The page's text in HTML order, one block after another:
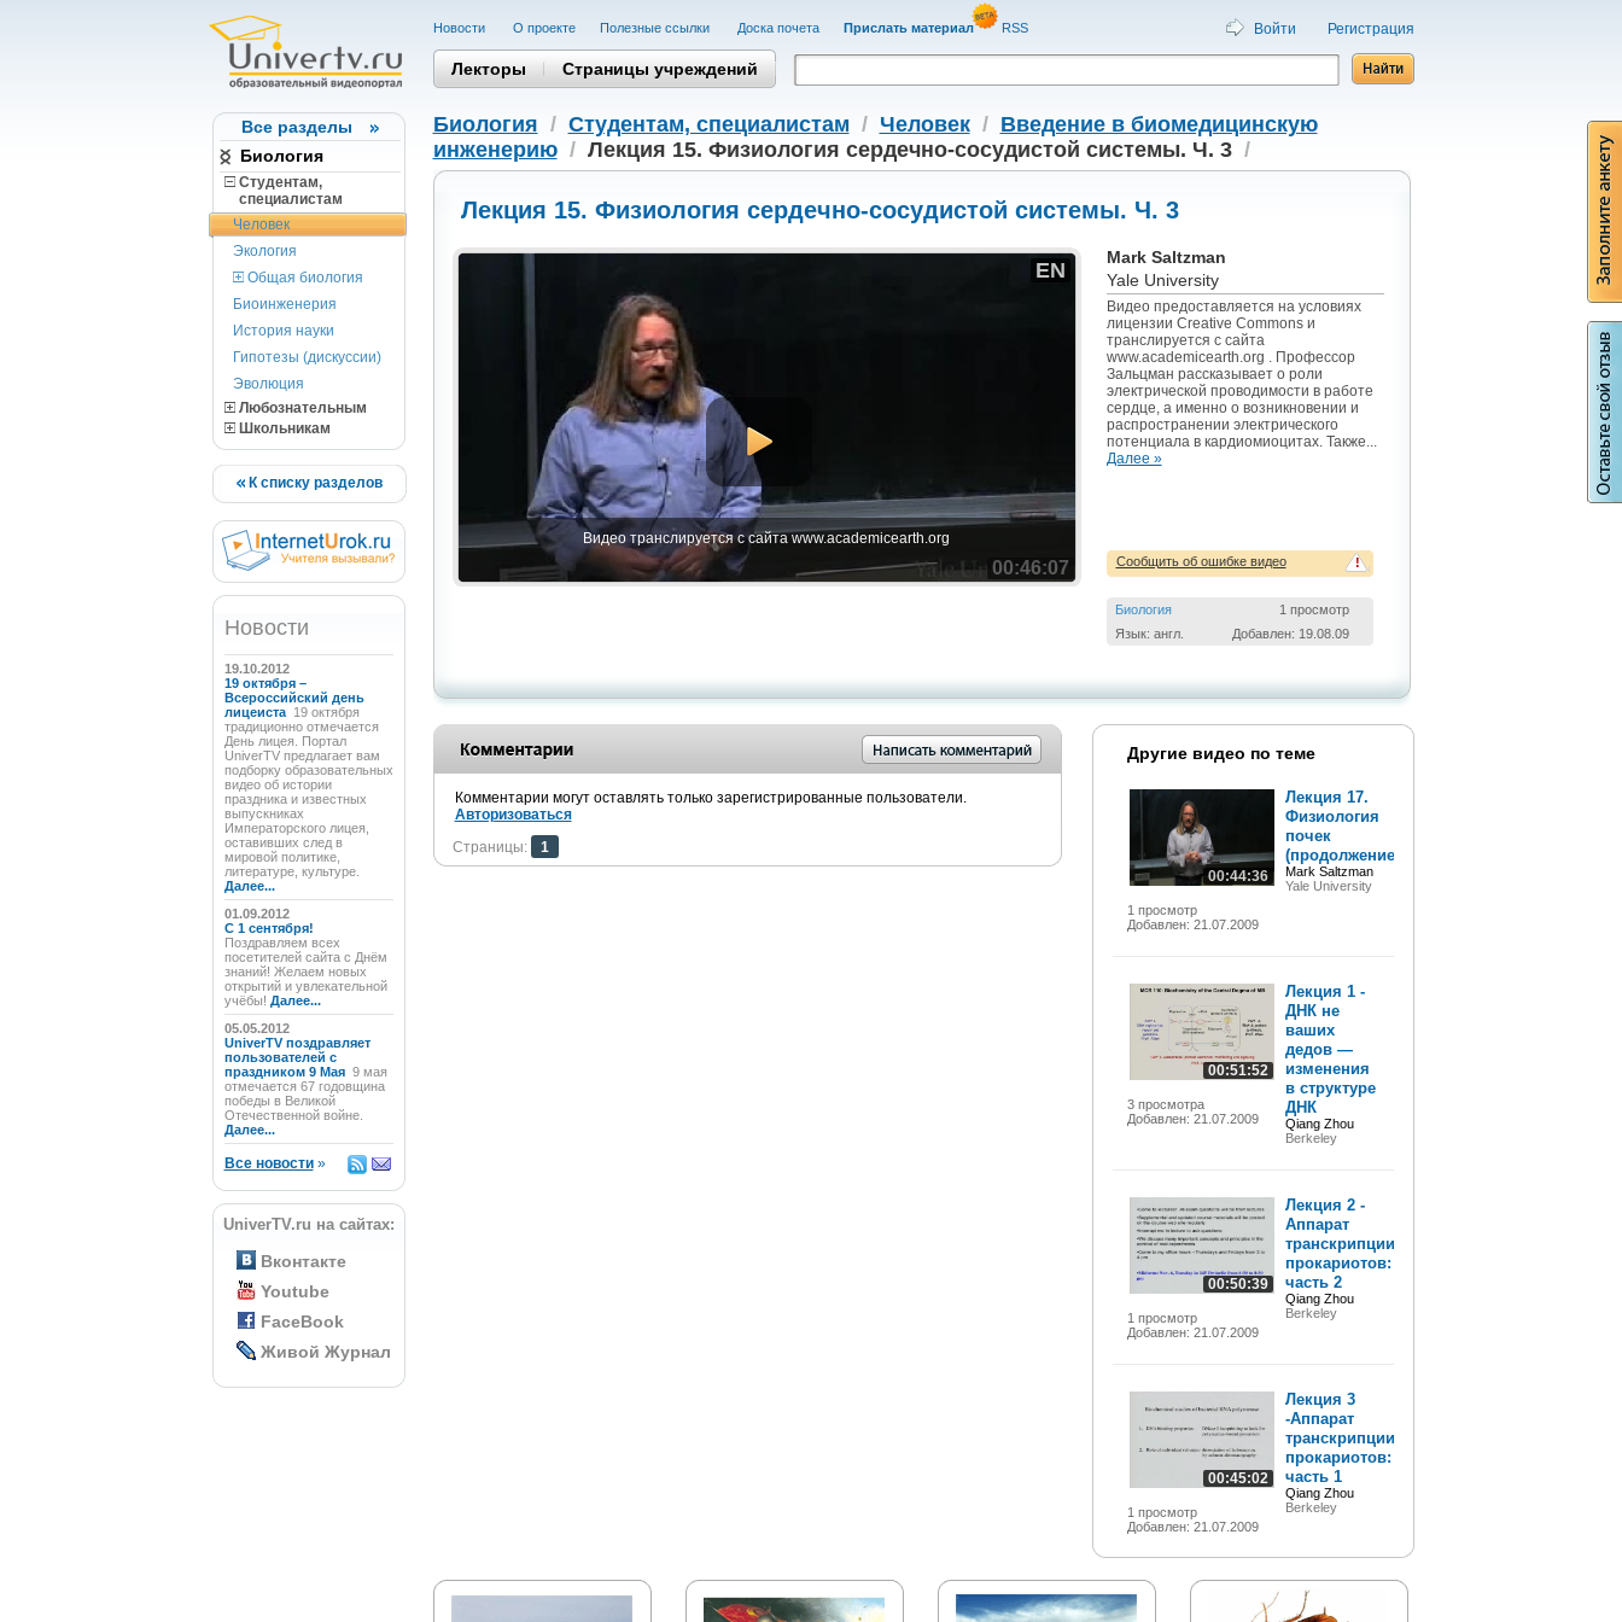
Все разделы
Биология
Студентам,
cпециалистам
Человек
Экология
Общая биология
Биоинженерия
История науки
Гипотезы (дискуссии)
Эволюция
Любознательным
Школьникам
К списку разделов
Новости
19.10.2012
19 октября –
Всероссийский день
лицеиста 19 октября
традиционно отмечается
День лицея. Портал
UniverTV предлагает вам
подборку образовательных
видео об истории
праздника и известных
выпускниках
Императорского лицея,
оставивших след в
мировой политике,
литературе, культуре.
Далее...
01.09.2012
C 1 сентября!
Поздравляем всех
посетителей сайта с Днём
знаний! Желаем новых
открытий и увлекательной
учёбы! Далее...
05.05.2012
UniverTV поздравляет
пользователей с
праздником 9 Мая 9 мая
отмечается 67 годовщина
победы в Великой
Отечественной войне.
Далее...
Все новости»
UniverTV.ru на сайтах:
Вконтакте
Youtube
FaceBook
Живой Журнал
Новости О проекте Полезные cсылки Доска почета Прислать материал RSS Войти Регистрация
Лекторы Страницы учреждений
Биология / Студентам, cпециалистам / Человек/ Введение в биомедицинскую
инженерию/ Лекция 15. Физиология сердечно-сосудистой системы. Ч. 3/
Лекция 15. Физиология сердечно-сосудистой системы. Ч. 3
EN
00:46:07
Видео транслируется с сайта www.academicearth.org
Mark Saltzman
Yale University
Видео предоставляется на условиях
лицензии Creative Commons и
транслируется с сайта
www.academicearth.org . Профессор
Зальцман рассказывает о роли
электрической проводимости в работе
сердце, а именно о возникновении и
распространении электрического
потенциала в кардиомиоцитах. Также...
Далее »
!
Сообщить об ошибке видео
Биология
1 просмотр
Язык: англ.
Добавлен: 19.08.09
Комментарии могут оставлять только зарегистрированные пользователи.
Авторизоваться
Страницы:
1
Другие видео по теме
00:44:36
1 просмотр
Добавлен: 21.07.2009
Лекция 17.
Физиология
почек
(продолжение)
Mark Saltzman
Yale University
00:51:52
3 просмотра
Добавлен: 21.07.2009
Лекция 1 -
ДНК не
ваших
дедов —
изменения
в структуре
ДНК
Qiang Zhou
Berkeley
00:50:39
1 просмотр
Добавлен: 21.07.2009
Лекция 2 -
Аппарат
транскрипции
прокариотов:
часть 2
Qiang Zhou
Berkeley
00:45:02
1 просмотр
Добавлен: 21.07.2009
Лекция 3
-Аппарат
транскрипции
прокариотов:
часть 1
Qiang Zhou
Berkeley